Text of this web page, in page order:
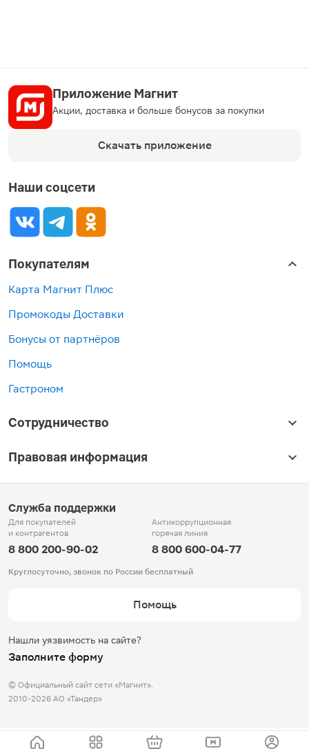
Приложение Магнит
Акции, доставка и больше бонусов за покупки
Скачать приложение
Наши соцсети
Покупателям
Карта Магнит Плюс
Промокоды Доставки
Бонусы от партнёров
Помощь
Гастроном
Сотрудничество
Правовая информация
Служба поддержки
Для покупателей
и контрагентов
8 800 200-90-02
Антикоррупционная
горячая линия
8 800 600-04-77
Круглосуточно, звонок по России бесплатный
Помощь
Нашли уязвимость на сайте?
Заполните форму
© Официальный сайт сети «Магнит».
2010-2026 АО «Тандер»